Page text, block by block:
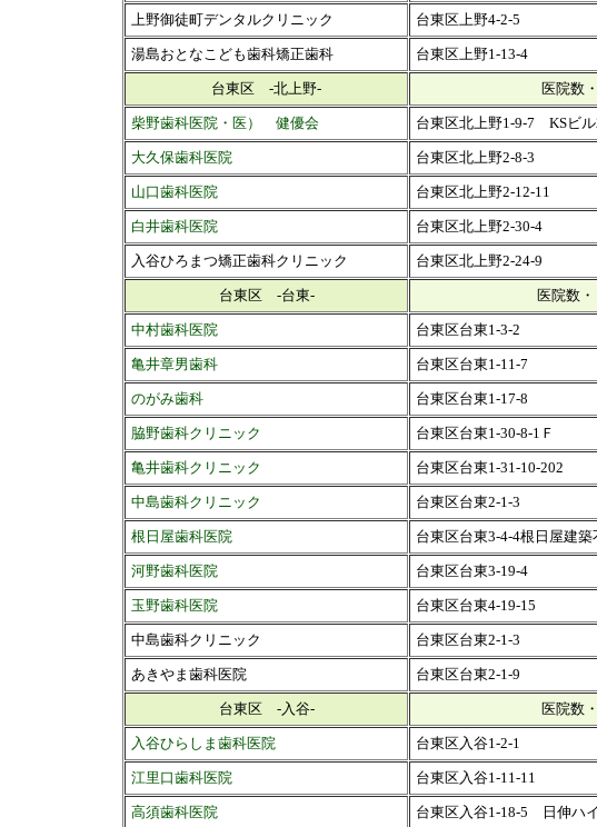
上野御徒町デンタルクリニック 台東区上野4-2-5
湯島おとなこども歯科矯正歯科 台東区上野1-13-4
台東区 -北上野- 医院数
柴野歯科医院・医） 健優会 台東区北上野1-9-7 KSビル
大久保歯科医院 台東区北上野2-8-3
山口歯科医院 台東区北上野2-12-11
白井歯科医院 台東区北上野2-30-4
入谷ひろまつ矯正歯科クリニック 台東区北上野2-24-9
台東区 -台東- 医院数
中村歯科医院 台東区台東1-3-2
亀井章男歯科 台東区台東1-11-7
のがみ歯科 台東区台東1-17-8
脇野歯科クリニック 台東区台東1-30-8-1Ｆ
亀井歯科クリニック 台東区台東1-31-10-202
中島歯科クリニック 台東区台東2-1-3
根日屋歯科医院 台東区台東3-4-4根日屋建築
河野歯科医院 台東区台東3-19-4
玉野歯科医院 台東区台東4-19-15
中島歯科クリニック 台東区台東2-1-3
あきやま歯科医院 台東区台東2-1-9
台東区 -入谷- 医院数
入谷ひらしま歯科医院 台東区入谷1-2-1
江里口歯科医院 台東区入谷1-11-11
高須歯科医院 台東区入谷1-18-5 日伸ハ